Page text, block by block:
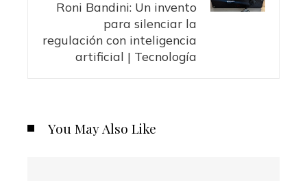
Roni Bandini: Un invento
para silenciar la
regulación con inteligencia
artificial | Tecnología
You May Also Like